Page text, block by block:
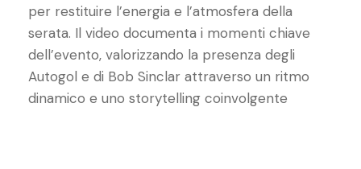
per restituire l’energia e l’atmosfera della
serata. Il video documenta i momenti chiave
dell’evento, valorizzando la presenza degli
Autogol e di Bob Sinclar attraverso un ritmo
dinamico e uno storytelling coinvolgente